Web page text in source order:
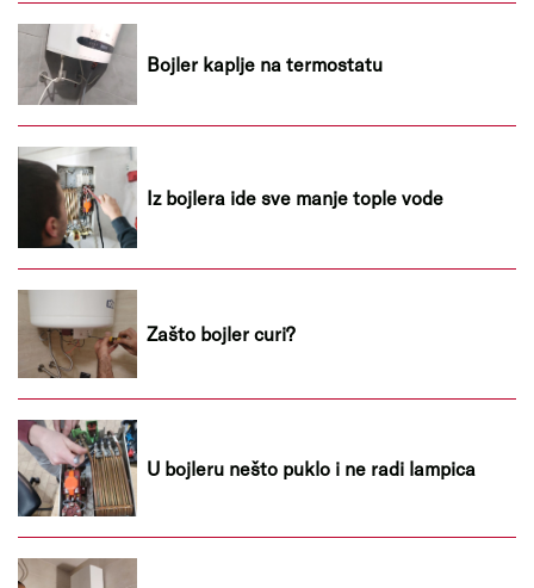
Bojler kaplje na termostatu
Iz bojlera ide sve manje tople vode
Zašto bojler curi?
U bojleru nešto puklo i ne radi lampica